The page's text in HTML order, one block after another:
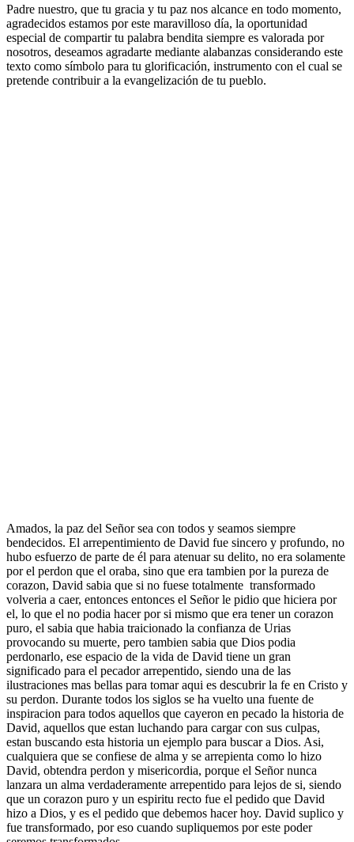
Padre nuestro, que tu gracia y tu paz nos alcance en todo momento,
agradecidos estamos por este maravilloso día, la oportunidad
especial de compartir tu palabra bendita siempre es valorada por
nosotros, deseamos agradarte mediante alabanzas considerando este
texto como símbolo para tu glorificación, instrumento con el cual se
pretende contribuir a la evangelización de tu pueblo.
Amados, la paz del Señor sea con todos y seamos siempre
bendecidos. El arrepentimiento de David fue sincero y profundo, no
hubo esfuerzo de parte de él para atenuar su delito, no era solamente
por el perdon que el oraba, sino que era tambien por la pureza de
corazon, David sabia que si no fuese totalmente transformado
volveria a caer, entonces entonces el Señor le pidio que hiciera por
el, lo que el no podia hacer por si mismo que era tener un corazon
puro, el sabia que habia traicionado la confianza de Urias
provocando su muerte, pero tambien sabia que Dios podia
perdonarlo, ese espacio de la vida de David tiene un gran
significado para el pecador arrepentido, siendo una de las
ilustraciones mas bellas para tomar aqui es descubrir la fe en Cristo y
su perdon. Durante todos los siglos se ha vuelto una fuente de
inspiracion para todos aquellos que cayeron en pecado la historia de
David, aquellos que estan luchando para cargar con sus culpas,
estan buscando esta historia un ejemplo para buscar a Dios. Asi,
cualquiera que se confiese de alma y se arrepienta como lo hizo
David, obtendra perdon y misericordia, porque el Señor nunca
lanzara un alma verdaderamente arrepentido para lejos de si, siendo
que un corazon puro y un espiritu recto fue el pedido que David
hizo a Dios, y es el pedido que debemos hacer hoy. David suplico y
fue transformado, por eso cuando supliquemos por este poder